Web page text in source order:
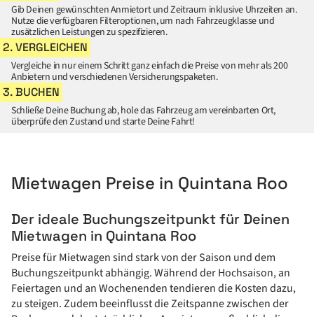
Gib Deinen gewünschten Anmietort und Zeitraum inklusive Uhrzeiten an.
Nutze die verfügbaren Filteroptionen, um nach Fahrzeugklasse und
zusätzlichen Leistungen zu spezifizieren.
2. VERGLEICHEN
Vergleiche in nur einem Schritt ganz einfach die Preise von mehr als 200
Anbietern und verschiedenen Versicherungspaketen.
3. BUCHEN
Schließe Deine Buchung ab, hole das Fahrzeug am vereinbarten Ort,
überprüfe den Zustand und starte Deine Fahrt!
Mietwagen Preise in Quintana Roo
Der ideale Buchungszeitpunkt für Deinen
Mietwagen in Quintana Roo
Preise für Mietwagen sind stark von der Saison und dem
Buchungszeitpunkt abhängig. Während der Hochsaison, an
Feiertagen und an Wochenenden tendieren die Kosten dazu,
zu steigen. Zudem beeinflusst die Zeitspanne zwischen der